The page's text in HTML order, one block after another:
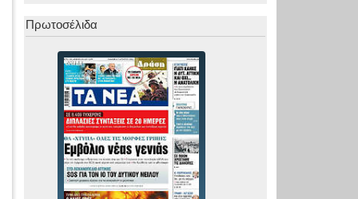
Πρωτοσέλιδα